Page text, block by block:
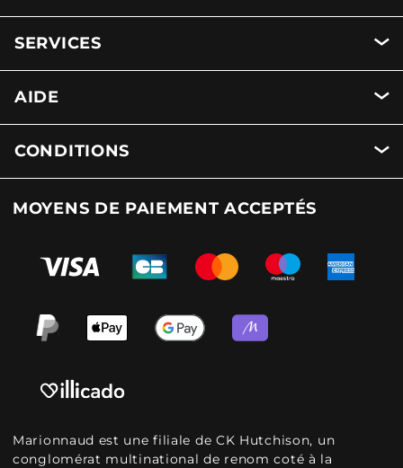
SERVICES
AIDE
CONDITIONS
MOYENS DE PAIEMENT ACCEPTÉS
Marionnaud est une filiale de CK Hutchison, un
conglomérat multinational de renom coté à la